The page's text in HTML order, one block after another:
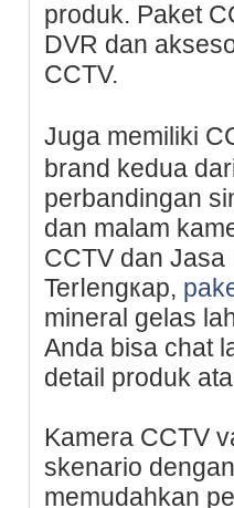
produk. Paket
DVR dan
CCTV.
Juga memiliki
brand kedua
perbandingan
dan malam
CCTV dan Jasa
Terⅼengкаp,
mineral gelas
Anda bisa chat
detail produk
Kamera CCТV
skenario
memudahkan